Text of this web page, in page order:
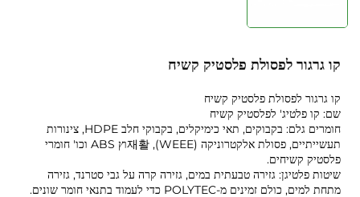
קו גרגור לפסולת פלסטיק קשיח
קו גרגור לפסולת פלסטיק קשיח
שם: קו פלטיג' לפלסטיק קשיח
חומרים גלם: בקבוקים, תאי כימיקלים, בקבוקי חלב HDPE, צינורות
תעשייתיים, פסולת אלקטרוניקה (WEEE), 재활וץ ABS וכו' חומרי
פלסטיק קשיחים.
שיטות פלטיגן: גזירה טבעתית במים, גזירה קרה על גבי סטרנד, גזירה
מתחת למים, כולם זמינים מ-POLYTEC כדי לעמוד בתנאי חומר שונים.